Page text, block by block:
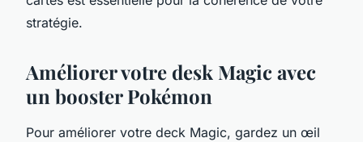
stratégie.
Améliorer votre desk Magic avec
un booster Pokémon
Pour améliorer votre deck Magic, gardez un œil